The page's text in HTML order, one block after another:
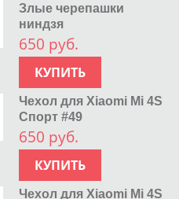
Злые черепашки
ниндзя
650 руб.
КУПИТЬ
Чехол для Xiaomi Mi 4S
Спорт #49
650 руб.
КУПИТЬ
Чехол для Xiaomi Mi 4S